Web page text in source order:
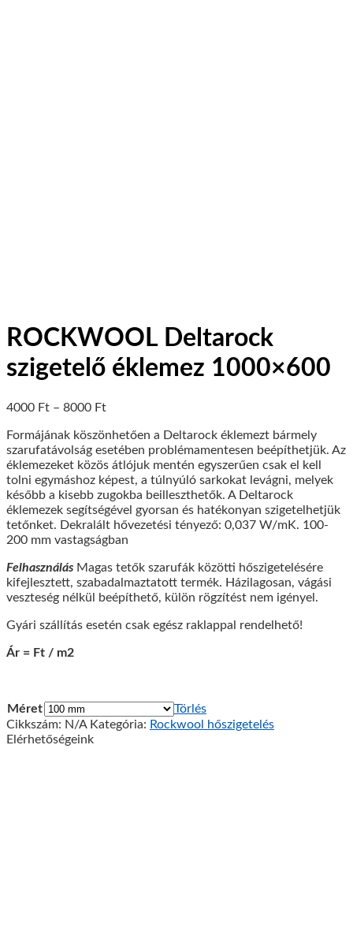
ROCKWOOL Deltarock
szigetelő éklemez 1000×600
4000 Ft – 8000 Ft
Formájának köszönhetően a Deltarock éklemezt bármely
szarufatávolság esetében problémamentesen beépíthetjük. Az
éklemezeket közös átlójuk mentén egyszerűen csak el kell
tolni egymáshoz képest, a túlnyúló sarkokat levágni, melyek
később a kisebb zugokba beilleszthetők. A Deltarock
éklemezek segítségével gyorsan és hatékonyan szigetelhetjük
tetőnket. Dekralált hővezetési tényező: 0,037 W/mK. 100-
200 mm vastagságban
Felhasználás Magas tetők szarufák közötti hőszigetelésére
kifejlesztett, szabadalmaztatott termék. Házilagosan, vágási
veszteség nélkül beépíthető, külön rögzítést nem igényel.
Gyári szállítás esetén csak egész raklappal rendelhető!
Ár = Ft / m2
Méret
Törlés
Cikkszám: N/A Kategória: Rockwool hőszigetelés
Elérhetőségeink